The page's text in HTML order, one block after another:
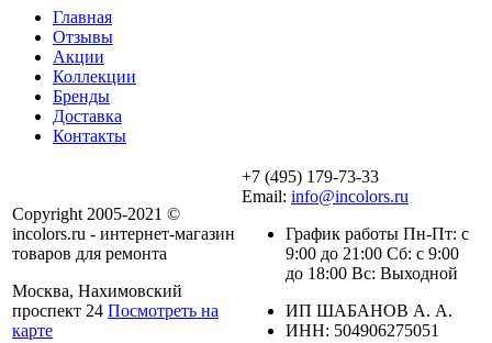
Главная
Отзывы
Акции
Коллекции
Бренды
Доставка
Контакты
Copyright 2005-2021 ©
incolors.ru - интернет-магазин
товаров для ремонта
Москва, Нахимовский
проспект 24 Посмотреть на
карте
+7 (495) 179-73-33
Email: info@incolors.ru
График работы Пн-Пт: с
9:00 до 21:00 Сб: с 9:00
до 18:00 Вс: Выходной
ИП ШАБАНОВ А. А.
ИНН: 504906275051